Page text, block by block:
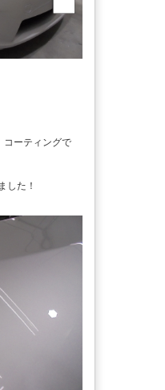
コーティングで
した！